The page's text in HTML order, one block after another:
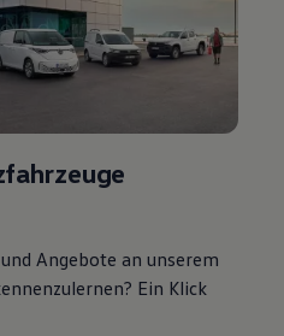
Angebote an unserem
Ein Klick